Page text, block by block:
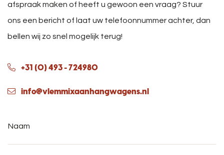
afspraak maken of heeft u gewoon een vraag? Stuur
ons een bericht of laat uw telefoonnummer achter, dan
bellen wij zo snel mogelijk terug!
+31 (0) 493 - 724980
info@vlemmixaanhangwagens.nl